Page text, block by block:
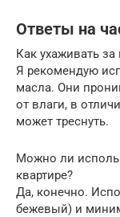
Ответы на
Как ухаживать
Я рекомендую
масла. Они
от влаги, в
может треснуть.
Можно ли
квартире?
Да, конечно.
бежевый) и